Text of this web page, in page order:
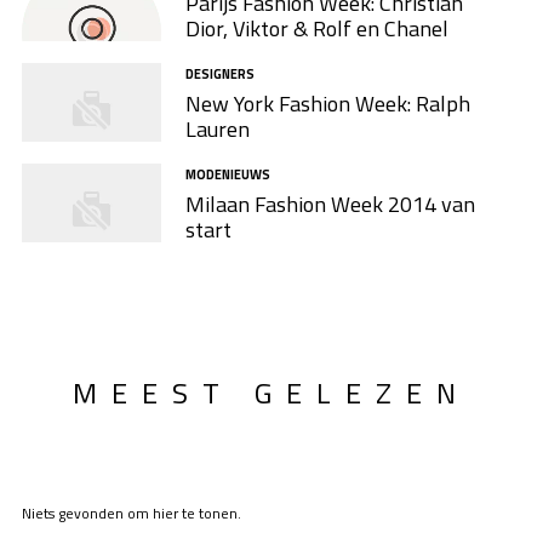
Dior, Viktor & Rolf en Chanel
DESIGNERS
New York Fashion Week: Ralph
Lauren
MODENIEUWS
Milaan Fashion Week 2014 van
start
MEEST GELEZEN
Niets gevonden om hier te tonen.